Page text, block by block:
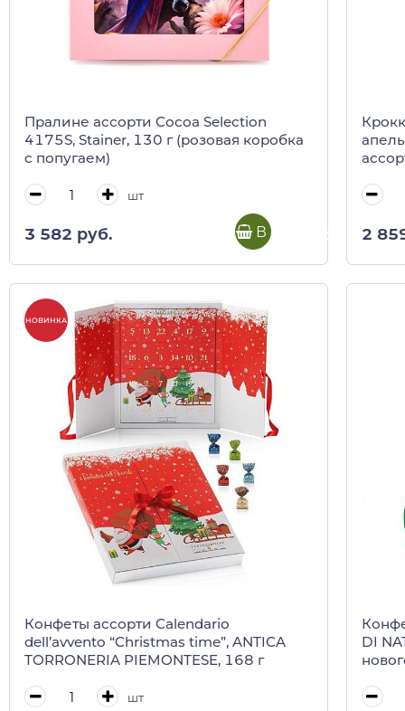
Пралине ассорти Cocoa Selection
4175S, Stainer, 130 г (розовая коробка
с попугаем)
шт
3 582 руб. В корзину 2
НОВИНКА
Конфеты ассорти Calendario
dell’avvento “Christmas time”, ANTICA
TORRONERIA PIEMONTESE, 168 г
шт
DI